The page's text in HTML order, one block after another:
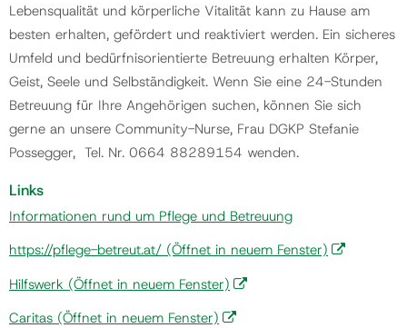
Lebensqualität und körperliche Vitalität kann zu Hause am
besten erhalten, gefördert und reaktiviert werden. Ein sicheres
Umfeld und bedürfnisorientierte Betreuung erhalten Körper,
Geist, Seele und Selbständigkeit. Wenn Sie eine 24-Stunden
Betreuung für Ihre Angehörigen suchen, können Sie sich
gerne an unsere Community-Nurse, Frau DGKP Stefanie
Possegger, Tel. Nr. 0664 88289154 wenden.
Links
Informationen rund um Pflege und Betreuung
https://pflege-betreut.at/ (Öffnet in neuem Fenster)
Hilfswerk (Öffnet in neuem Fenster)
Caritas (Öffnet in neuem Fenster)